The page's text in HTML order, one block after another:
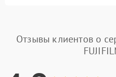
Отзывы клиентов о